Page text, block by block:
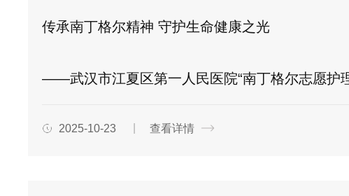
传承南丁格尔精神 守护生命健康之光
——武汉市江夏区第一人民医院“南丁格尔志愿护理服
2025-10-23 查看详情